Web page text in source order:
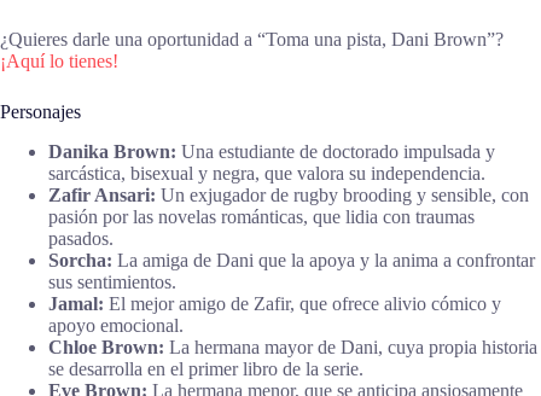
¿Quieres darle una oportunidad a “Toma una pista, Dani Brown”?
¡Aquí lo tienes!
Personajes
Danika Brown: Una estudiante de doctorado impulsada y
sarcástica, bisexual y negra, que valora su independencia.
Zafir Ansari: Un exjugador de rugby brooding y sensible, con
pasión por las novelas románticas, que lidia con traumas
pasados.
Sorcha: La amiga de Dani que la apoya y la anima a confrontar
sus sentimientos.
Jamal: El mejor amigo de Zafir, que ofrece alivio cómico y
apoyo emocional.
Chloe Brown: La hermana mayor de Dani, cuya propia historia
se desarrolla en el primer libro de la serie.
Eve Brown: La hermana menor, que se anticipa ansiosamente